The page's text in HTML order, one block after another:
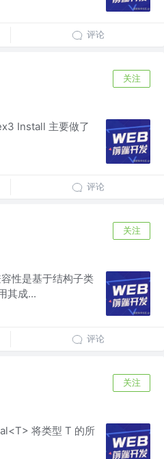
评论
关注
Install 主要做了
评论
关注
性是基于结构子类
其成...
评论
关注
将类型 T 的所